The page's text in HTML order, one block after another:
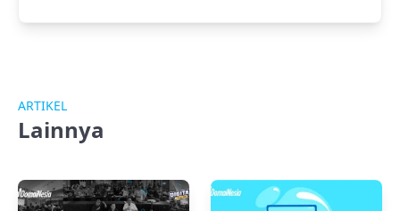
ARTIKEL
Lainnya